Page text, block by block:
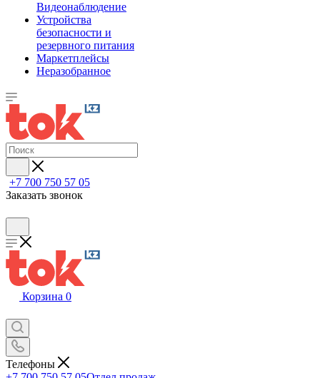
Видеонаблюдение
Устройства
безопасности и
резервного питания
Маркетплейсы
Неразобранное
+7 700 750 57 05
Заказать звонок
Корзина 0
Телефоны